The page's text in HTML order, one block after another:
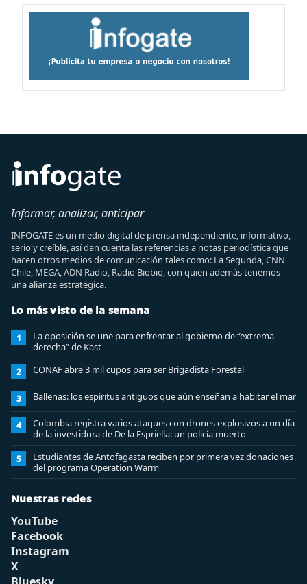
Informar, analizar, anticipar
INFOGATE es un medio digital de prensa independiente, informativo,
serio y creíble, así dan cuenta las referencias a notas periodística que
hacen otros medios de comunicación tales como: La Segunda, CNN
Chile, MEGA, ADN Radio, Radio Biobio, con quien además tenemos
una alianza estratégica.
Lo más visto de la semana
1
La oposición se une para enfrentar al gobierno de “extrema
derecha” de Kast
2 CONAF abre 3 mil cupos para ser Brigadista Forestal
3 Ballenas: los espíritus antiguos que aún enseñan a habitar el mar
4
Colombia registra varios ataques con drones explosivos a un día
de la investidura de De la Espriella: un policía muerto
5
Estudiantes de Antofagasta reciben por primera vez donaciones
del programa Operation Warm
Nuestras redes
YouTube
Facebook
Instagram
X